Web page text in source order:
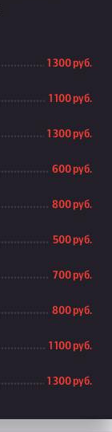
1 300 руб.
1 100 руб.
1 300 руб.
600 руб.
800 руб.
500 руб.
700 руб.
800 руб.
1 100 руб.
1 300 руб.